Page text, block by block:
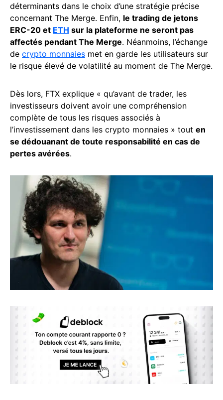
déterminants dans le choix d’une stratégie précise
concernant The Merge. Enfin, le trading de jetons
ERC-20 et ETH sur la plateforme ne seront pas
affectés pendant The Merge. Néanmoins, l’échange
de crypto monnaies met en garde les utilisateurs sur
le risque élevé de volatilité au moment de The Merge.
Dès lors, FTX explique « qu’avant de trader, les
investisseurs doivent avoir une compréhension
complète de tous les risques associés à
l’investissement dans les crypto monnaies » tout en
se dédouanant de toute responsabilité en cas de
pertes avérées.